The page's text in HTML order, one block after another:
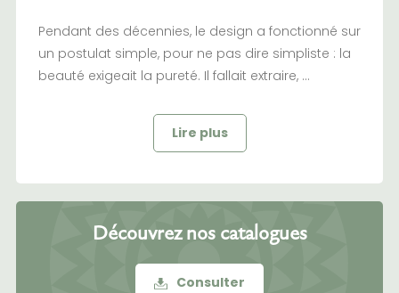
Pendant des décennies, le design a fonctionné sur
un postulat simple, pour ne pas dire simpliste : la
beauté exigeait la pureté. Il fallait extraire, ...
Lire plus
Découvrez nos catalogues
Consulter